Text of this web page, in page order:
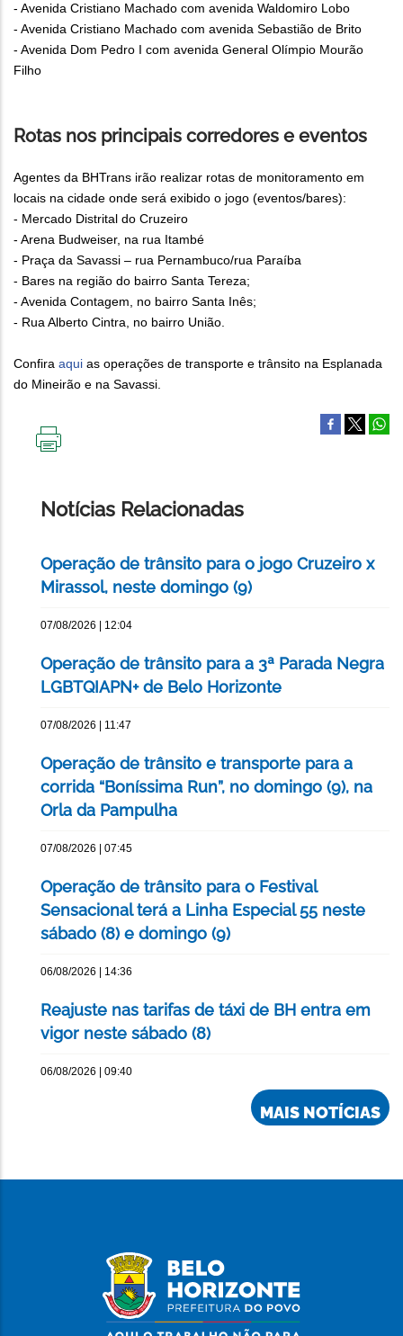
- Avenida Cristiano Machado com avenida Waldomiro Lobo
- Avenida Cristiano Machado com avenida Sebastião de Brito
- Avenida Dom Pedro I com avenida General Olímpio Mourão
Filho
Rotas nos principais corredores e eventos
Agentes da BHTrans irão realizar rotas de monitoramento em
locais na cidade onde será exibido o jogo (eventos/bares):
- Mercado Distrital do Cruzeiro
- Arena Budweiser, na rua Itambé
- Praça da Savassi – rua Pernambuco/rua Paraíba
- Bares na região do bairro Santa Tereza;
- Avenida Contagem, no bairro Santa Inês;
- Rua Alberto Cintra, no bairro União.
Confira aqui as operações de transporte e trânsito na Esplanada
do Mineirão e na Savassi.
Notícias Relacionadas
Operação de trânsito para o jogo Cruzeiro x
Mirassol, neste domingo (9)
07/08/2026 | 12:04
Operação de trânsito para a 3ª Parada Negra
LGBTQIAPN+ de Belo Horizonte
07/08/2026 | 11:47
Operação de trânsito e transporte para a
corrida “Boníssima Run”, no domingo (9), na
Orla da Pampulha
07/08/2026 | 07:45
Operação de trânsito para o Festival
Sensacional terá a Linha Especial 55 neste
sábado (8) e domingo (9)
06/08/2026 | 14:36
Reajuste nas tarifas de táxi de BH entra em
vigor neste sábado (8)
06/08/2026 | 09:40
MAIS NOTÍCIAS